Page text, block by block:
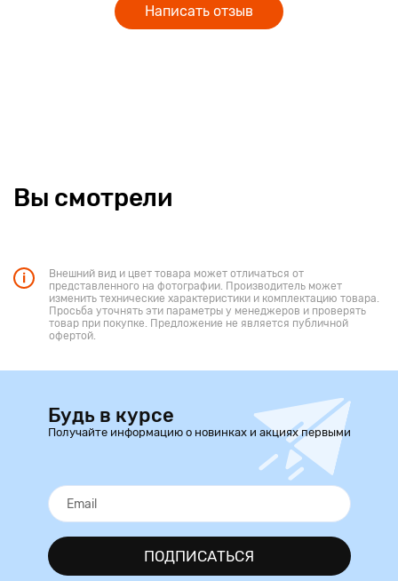
Написать отзыв
Вы смотрели
Внешний вид и цвет товара может отличаться от
представленного на фотографии. Производитель может
изменить технические характеристики и комплектацию товара.
Просьба уточнять эти параметры у менеджеров и проверять
товар при покупке. Предложение не является публичной
офертой.
Будь в курсе
Получайте информацию о новинках и акциях первыми
ПОДПИСАТЬСЯ